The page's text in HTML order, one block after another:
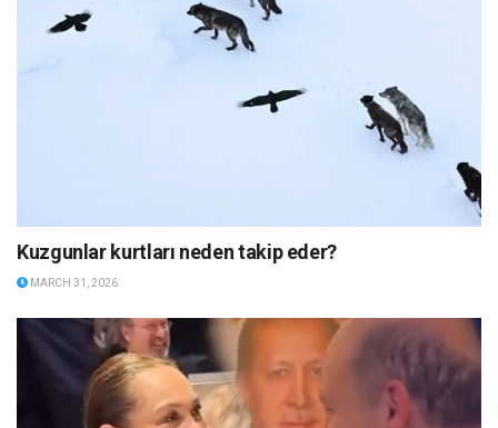
Kuzgunlar kurtları neden takip eder?
MARCH 31, 2026